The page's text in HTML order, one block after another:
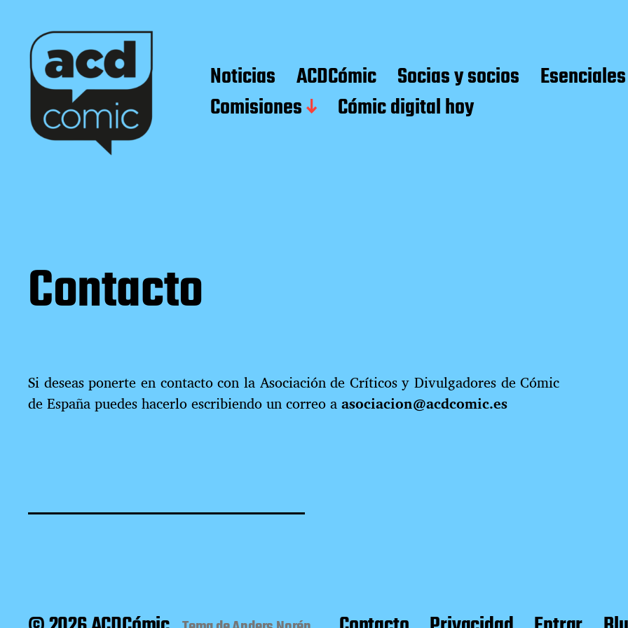
Noticias ACDCómic Socias y socios Esenciales
Comisiones
Cómic digital hoy
Contacto
Si deseas ponerte en contacto con la Asociación de Críticos y Divulgadores de Cómic
de España puedes hacerlo escribiendo un correo aasociacion@acdcomic.es